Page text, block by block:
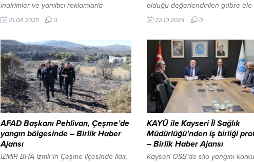
indirimler ve yanıltıcı reklamlarla
mücadeleye devam ediyor. Son olarak,
hazır giyim sektöründeki bazı önde
Beymen, Ramsey, Sarar ve Vakko gibi
büyük markalar, kampanyalarında
yanıltıcı indirimler uyguladıkları
gerekçesiyle 4 milyon 800 bin lira para
cezası ile karşılaştılar. İstanbul
Havalimanı, günlük uçuşta Avrupa’nın...
21.04.2025 0
olduğu değerlendirilen gübre ele
geçirildi 22 Ekim 2024, 01:46
ANTALYA-BHA Antalya’nın Finike
aramada 17 ton sahte olduğu
değerlendirilen gübre...
22.10.2024 0
AFAD Başkanı Pehlivan, Çeşme’de
yangın bölgesinde – Birlik Haber
Ajansı
İZMİR-BHA İzmir’in Çeşme ilçesinde Ildır,
KAYÜ ile Kayseri İl Sağlık
Müdürlüğü’nden iş birliği
– Birlik Haber Ajansı
Kayseri OSB’de silo yangını